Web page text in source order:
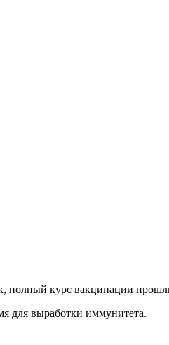
полный курс вакцинации
для выработки иммунитета.